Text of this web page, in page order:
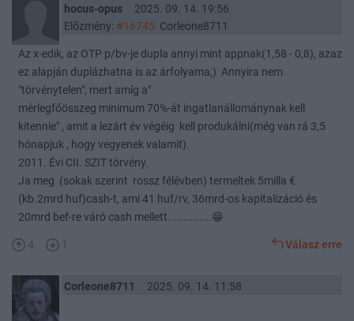
hocus-opus
2025. 09. 14. 19:56
Előzmény: #16745 Corleone8711
Az x-edik, az OTP p/bv-je dupla annyi mint appnak(1,58 - 0,8), azaz
ez alapján duplázhatna is az árfolyama;) Annyira nem
"törvénytelen", mert amíg a"
mérlegfőösszeg minimum 70%-át ingatlanállománynak kell
kitennie" , amit a lezárt év végéig kell produkálni(még van rá 3,5
hónapjuk , hogy vegyenek valamit).
2011. Évi CII. SZIT törvény.
Ja meg (sokak szerint rossz félévben) termeltek 5milla €
(kb.2mrd huf)cash-t, ami 41 huf/rv, 36mrd-os kapitalizáció és
20mrd bef-re váró cash mellett..............😁
4 1 Válasz erre
Corleone8711 2025. 09. 14. 11:58